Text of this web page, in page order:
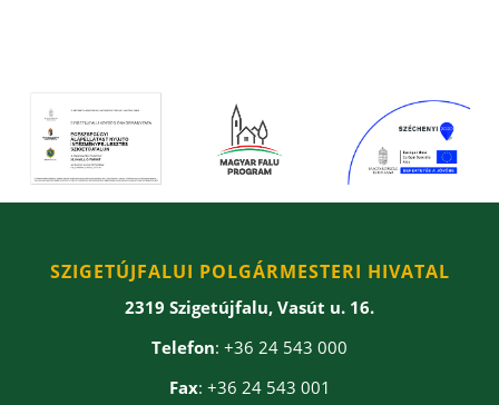
SZIGETÚJFALUI POLGÁRMESTERI HIVATAL
2319 Szigetújfalu, Vasút u. 16.
Telefon: +36 24 543 000
Fax: +36 24 543 001